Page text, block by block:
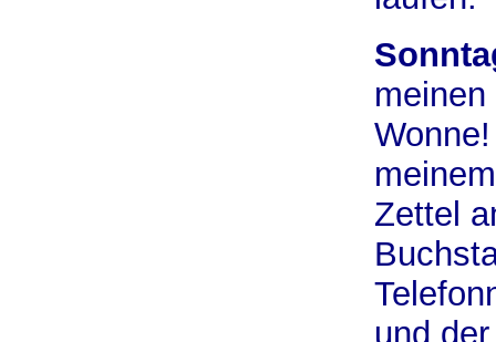
Zettel
und